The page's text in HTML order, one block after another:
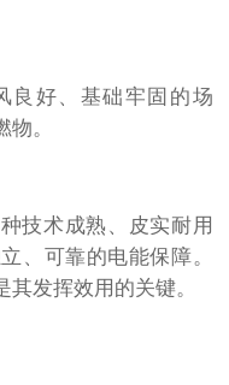
良好、基础牢固的场
。
技术成熟、皮实耐用
、可靠的电能保障。
发挥效用的关键。